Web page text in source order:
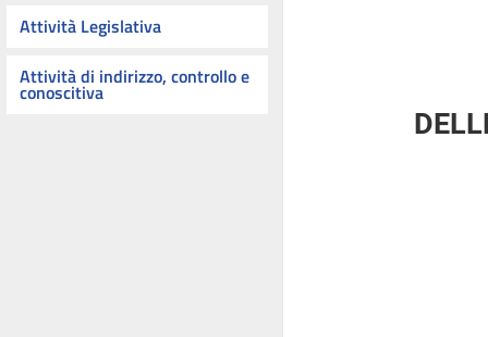
Attività Legislativa
Attività di indirizzo, controllo e
conoscitiva